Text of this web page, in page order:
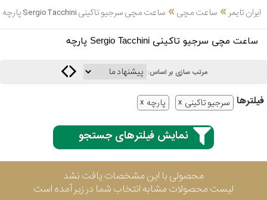
ایران تایمر » ساعت مچی» ساعت مچی سرجیو تاکینی Sergio Tacchini پارچه
ساعت مچی سرجیو تاکینی Sergio Tacchini پارچه
مرتب سازی بر اساس:
فیلتر‌ها سرجیو تاکینی پارچه
نمایش فیلترهای جستجو
محصولی با این مشخصات یافت نشد
لیست محصولات مشابه انتخاب شما در زیر آمده است
انتخاب
بین 3
3
سیکو